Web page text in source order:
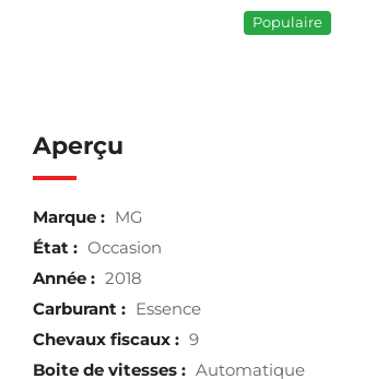
Populaire
Aperçu
Marque : MG
État : Occasion
Année : 2018
Carburant : Essence
Chevaux fiscaux : 9
Boite de vitesses : Automatique